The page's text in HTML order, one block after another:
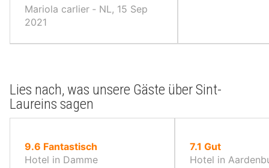
Mariola carlier ‐ NL, 15 Sep
2021
Lies nach, was unsere Gäste über Sint-
Laureins sagen
9.6 von
10,
Fantastisch
Hotel in Damme
7.1 von
10,
Gut
Hotel in